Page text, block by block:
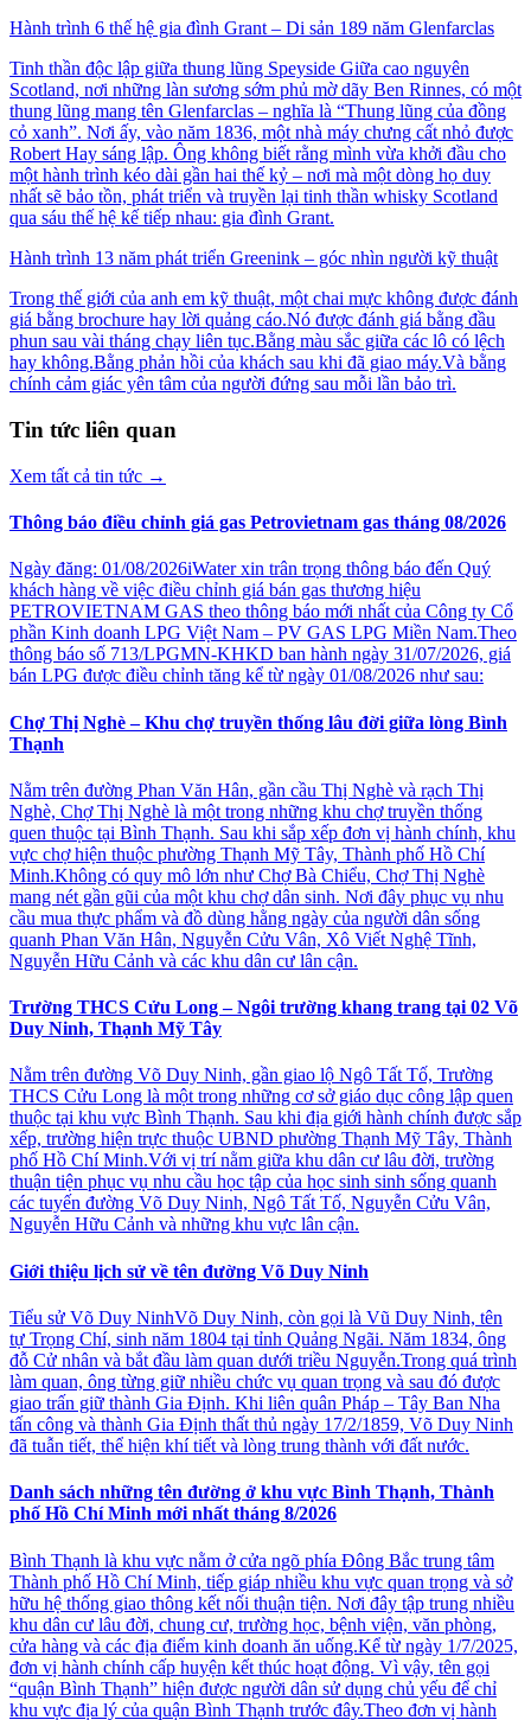
Hành trình 6 thế hệ gia đình Grant – Di sản 189 năm Glenfarclas
Tinh thần độc lập giữa thung lũng Speyside Giữa cao nguyên
Scotland, nơi những làn sương sớm phủ mờ dãy Ben Rinnes, có một
thung lũng mang tên Glenfarclas – nghĩa là “Thung lũng của đồng
cỏ xanh”. Nơi ấy, vào năm 1836, một nhà máy chưng cất nhỏ được
Robert Hay sáng lập. Ông không biết rằng mình vừa khởi đầu cho
một hành trình kéo dài gần hai thế kỷ – nơi mà một dòng họ duy
nhất sẽ bảo tồn, phát triển và truyền lại tinh thần whisky Scotland
qua sáu thế hệ kế tiếp nhau: gia đình Grant.
Hành trình 13 năm phát triển Greenink – góc nhìn người kỹ thuật
Trong thế giới của anh em kỹ thuật, một chai mực không được đánh
giá bằng brochure hay lời quảng cáo.Nó được đánh giá bằng đầu
phun sau vài tháng chạy liên tục.Bằng màu sắc giữa các lô có lệch
hay không.Bằng phản hồi của khách sau khi đã giao máy.Và bằng
chính cảm giác yên tâm của người đứng sau mỗi lần bảo trì.
Tin tức liên quan
Xem tất cả tin tức →
Thông báo điều chỉnh giá gas Petrovietnam gas tháng 08/2026
Ngày đăng: 01/08/2026iWater xin trân trọng thông báo đến Quý
khách hàng về việc điều chỉnh giá bán gas thương hiệu
PETROVIETNAM GAS theo thông báo mới nhất của Công ty Cổ
phần Kinh doanh LPG Việt Nam – PV GAS LPG Miền Nam.Theo
thông báo số 713/LPGMN-KHKD ban hành ngày 31/07/2026, giá
bán LPG được điều chỉnh tăng kể từ ngày 01/08/2026 như sau:
Chợ Thị Nghè – Khu chợ truyền thống lâu đời giữa lòng Bình
Thạnh
Nằm trên đường Phan Văn Hân, gần cầu Thị Nghè và rạch Thị
Nghè, Chợ Thị Nghè là một trong những khu chợ truyền thống
quen thuộc tại Bình Thạnh. Sau khi sắp xếp đơn vị hành chính, khu
vực chợ hiện thuộc phường Thạnh Mỹ Tây, Thành phố Hồ Chí
Minh.Không có quy mô lớn như Chợ Bà Chiểu, Chợ Thị Nghè
mang nét gần gũi của một khu chợ dân sinh. Nơi đây phục vụ nhu
cầu mua thực phẩm và đồ dùng hằng ngày của người dân sống
quanh Phan Văn Hân, Nguyễn Cửu Vân, Xô Viết Nghệ Tĩnh,
Nguyễn Hữu Cảnh và các khu dân cư lân cận.
Trường THCS Cửu Long – Ngôi trường khang trang tại 02 Võ
Duy Ninh, Thạnh Mỹ Tây
Nằm trên đường Võ Duy Ninh, gần giao lộ Ngô Tất Tố, Trường
THCS Cửu Long là một trong những cơ sở giáo dục công lập quen
thuộc tại khu vực Bình Thạnh. Sau khi địa giới hành chính được sắp
xếp, trường hiện trực thuộc UBND phường Thạnh Mỹ Tây, Thành
phố Hồ Chí Minh.Với vị trí nằm giữa khu dân cư lâu đời, trường
thuận tiện phục vụ nhu cầu học tập của học sinh sinh sống quanh
các tuyến đường Võ Duy Ninh, Ngô Tất Tố, Nguyễn Cửu Vân,
Nguyễn Hữu Cảnh và những khu vực lân cận.
Giới thiệu lịch sử về tên đường Võ Duy Ninh
Tiểu sử Võ Duy NinhVõ Duy Ninh, còn gọi là Vũ Duy Ninh, tên
tự Trọng Chí, sinh năm 1804 tại tỉnh Quảng Ngãi. Năm 1834, ông
đỗ Cử nhân và bắt đầu làm quan dưới triều Nguyễn.Trong quá trình
làm quan, ông từng giữ nhiều chức vụ quan trọng và sau đó được
giao trấn giữ thành Gia Định. Khi liên quân Pháp – Tây Ban Nha
tấn công và thành Gia Định thất thủ ngày 17/2/1859, Võ Duy Ninh
đã tuẫn tiết, thể hiện khí tiết và lòng trung thành với đất nước.
Danh sách những tên đường ở khu vực Bình Thạnh, Thành
phố Hồ Chí Minh mới nhất tháng 8/2026
Bình Thạnh là khu vực nằm ở cửa ngõ phía Đông Bắc trung tâm
Thành phố Hồ Chí Minh, tiếp giáp nhiều khu vực quan trọng và sở
hữu hệ thống giao thông kết nối thuận tiện. Nơi đây tập trung nhiều
khu dân cư lâu đời, chung cư, trường học, bệnh viện, văn phòng,
cửa hàng và các địa điểm kinh doanh ăn uống.Kể từ ngày 1/7/2025,
đơn vị hành chính cấp huyện kết thúc hoạt động. Vì vậy, tên gọi
“quận Bình Thạnh” hiện được người dân sử dụng chủ yếu để chỉ
khu vực địa lý của quận Bình Thạnh trước đây.Theo đơn vị hành